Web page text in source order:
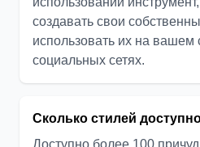
создавать свои
использовать их на вашем
социальных сетях.
Сколько стилей
Доступно более 100